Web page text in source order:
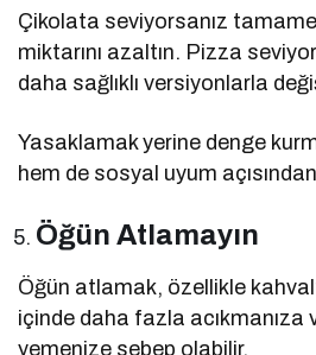
Çikolata seviyorsanız
miktarını azaltın. Pizza
daha sağlıklı versiyonlarla
Yasaklamak yerine denge
hem de sosyal uyum
Öğün Atlamayın
Öğün atlamak, özellikle
içinde daha fazla acıkmanıza
yemenize sebep olabilir.